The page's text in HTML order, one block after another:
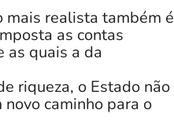
mais realista também é
as contas
as quais a da
riqueza, o Estado não
caminho para o